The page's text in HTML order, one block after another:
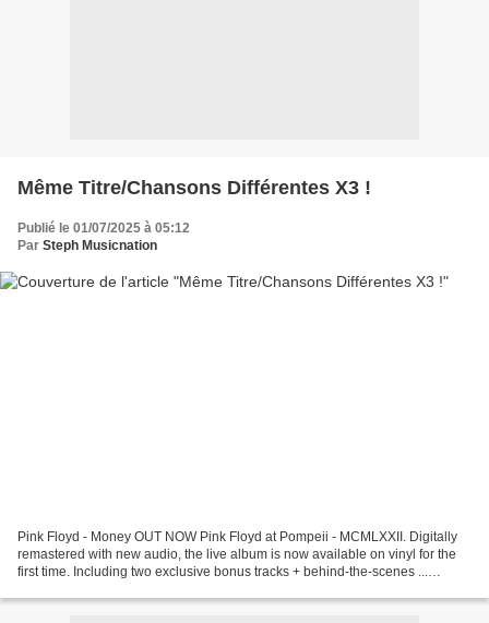
Même Titre/Chansons Différentes X3 !
Publié le 01/07/2025 à 05:12
Par Steph Musicnation
Pink Floyd - Money OUT NOW Pink Floyd at Pompeii - MCMLXXII. Digitally
remastered with new audio, the live album is now available on vinyl for the
first time. Including two exclusive bonus tracks + behind-the-scenes ...